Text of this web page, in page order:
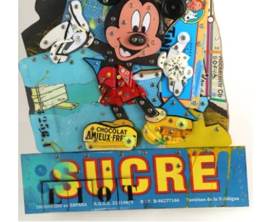
26005 – LIOT Éric – Mickey 3D